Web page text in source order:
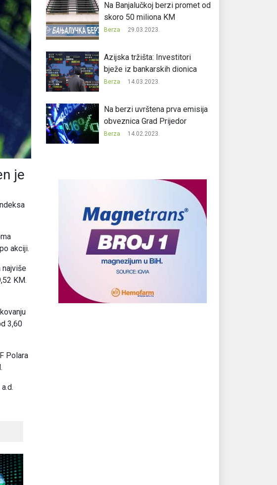
je
akciji.
najviše
KM.
3,60
Polara
Na Banjalučkoj berzi promet od
skoro 50 miliona KM
Berza 29.03.2023.
Azijska tržišta: Investitori
bježe iz bankarskih dionica
Berza 14.03.2023.
Na berzi uvrštena prva emisija
obveznica Grad Prijedor
Berza 14.02.2023.